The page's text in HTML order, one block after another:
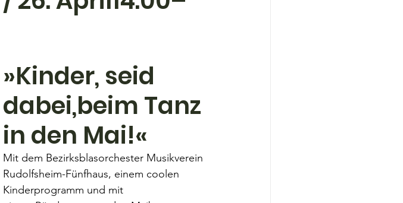
»Kinder, seid
dabei,beim Tanz
in den Mai!«
Mit dem Bezirksblasorchester Musikverein
Rudolfsheim-Fünfhaus, einem coolen
Kinderprogramm und mit